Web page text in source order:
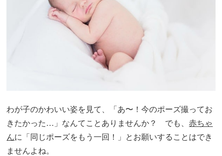
わが子のかわいい姿を見て、「あ〜！今のポーズ撮ってお
きたかった…」なんてことありませんか？ でも、赤ちゃ
んに「同じポーズをもう一回！」とお願いすることはでき
ませんよね。